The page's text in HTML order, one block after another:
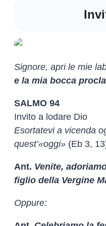
Signore, apri le mie
e la mia bocca
SALMO 94
Invito a lodare Dio
Esortatevi a vicenda
quest’«oggi» (Eb 3,
Ant. Venite,
figlio della Vergine
Oppure: